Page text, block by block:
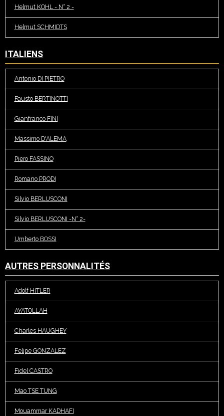
Helmut KOHL - N° 2 -
Helmut SCHMIDTS
ITALIENS
Antonio DI PIETRO
Fausto BERTINOTTI
Gianfranco FINI
Massimo D'ALEMA
Piero FASSINO
Romano PRODI
Silvio BERLUSCONI
Silvio BERLUSCONI -N° 2-
Umberto BOSSI
AUTRES PERSONNALITÉS
Adolf HITLER
AYATOLLAH
Charles HAUGHEY
Felipe GONZALEZ
Fidel CASTRO
Mao TSE TUNG
Mouammar KADHAFI